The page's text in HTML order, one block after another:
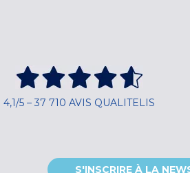
4,1/5 – 37 710 AVIS QUALITELIS
S'INSCRIRE À LA